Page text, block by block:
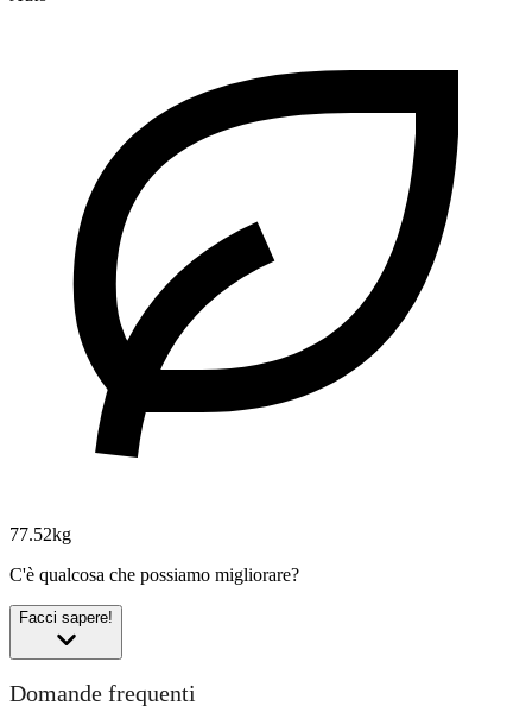
77.52kg
C'è qualcosa che possiamo migliorare?
Facci sapere!
Domande frequenti